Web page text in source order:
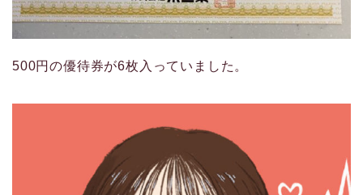
500円の優待券が6枚入っていました。